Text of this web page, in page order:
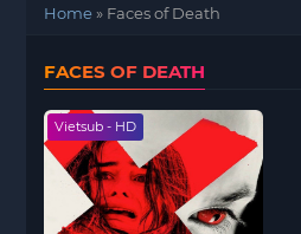
Home» Faces of Death
FACES OF DEATH
Vietsub - HD